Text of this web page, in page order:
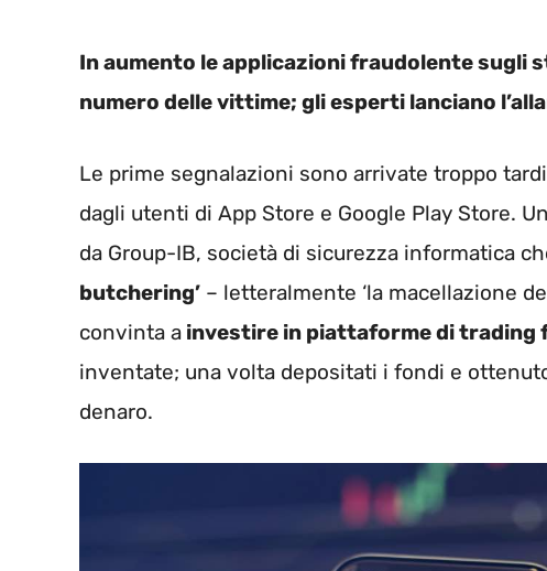
In aumento le applicazioni fraudolente sugli
numero delle vittime; gli esperti lanciano
Le prime segnalazioni sono arrivate troppo
dagli utenti di App Store e Google Play Store.
da Group-IB, società di sicurezza informatica
butchering’ – letteralmente ‘la macellazione
convinta a investire in piattaforme di trading
inventate; una volta depositati i fondi e
denaro.